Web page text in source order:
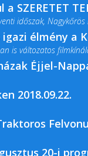
SZERETET
időszak,
élmény a
is változatos
Éjjel-
várja a
2018.09.22.
20-i